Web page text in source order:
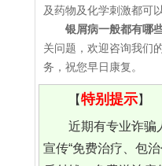
及药物及化学刺激都可
银屑病一般都有哪
关问题，欢迎咨询我们
务，祝您早日康复。
【特别提示】
近期有专业诈骗
宣传“免费治疗、包